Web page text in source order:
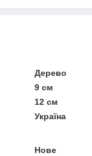
Дерево
9 см
12 см
Україна
Нове